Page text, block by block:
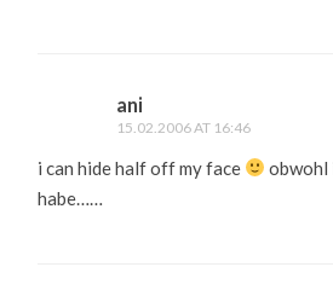
ani
15.02.2006 AT 16:46
i can hide half off my face
obwohl
habe……